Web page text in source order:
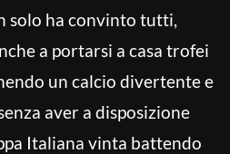
solo ha convinto tutti,
a portarsi a casa trofei
un calcio divertente e
aver a disposizione
Italiana vinta battendo